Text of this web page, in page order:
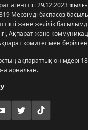
агенттігі 29.12.2023 жылғы
Мерзімді баспасөз
және желілік
Ақпарат және
комитетімен
ақпараттық өнімдері
арналған.